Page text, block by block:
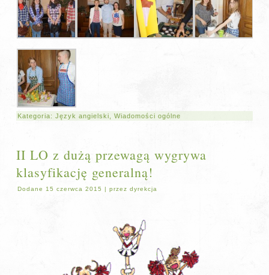
Kategoria:Język angielski ,Wiadomości ogólne
II LO z dużą przewagą wygrywa
klasyfikację generalną!
Dodane 15 czerwca 2015 |przez dyrekcja